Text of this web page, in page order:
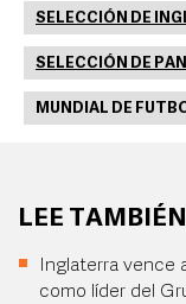
SELECCIÓN DE
SELECCIÓN DE
MUNDIAL DE
LEE TAMBIÉN
Inglaterra vence
como líder del